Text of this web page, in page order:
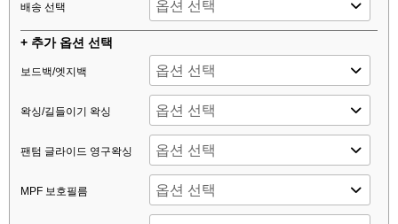
배송 선택
+ 추가 옵션 선택
보드백/엣지백
왁싱/길들이기 왁싱
팬텀 글라이드 영구왁싱
MPF 보호필름